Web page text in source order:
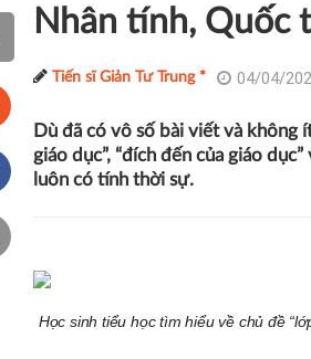
Nhân tính, Quốc
Tiến sĩ Giản Tư Trung * 04/04/
Dù đã có vô số bài viết và không
giáo dục”, “đích đến của giáo
luôn có tính thời sự.
Học sinh tiểu học tìm hiểu về chủ đề